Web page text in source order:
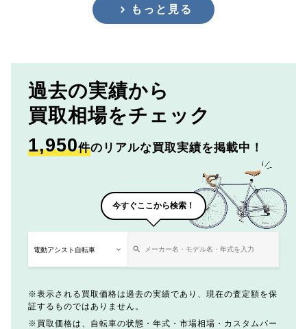
もっと見る
過去の実績から
買取相場をチェック
1,950件のリアルな買取実績を掲載中！
今すぐここから検索！
表示される買取価格は過去の実績であり、現在の査定額を保
証するものではありません。
買取価格は、自転車の状態・年式・市場相場・カスタムパー